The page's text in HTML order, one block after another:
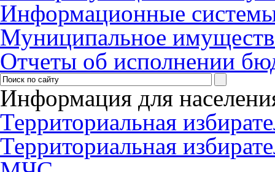
Информационные
Муниципальное
Отчеты об исполнении
Информация для
Территориальная
Территориальная